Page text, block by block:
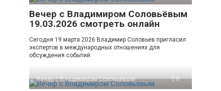
Вечер с Владимиром Соловьёвым
19.03.2026 смотреть онлайн
Сегодня 19 марта 2026 Владимир Соловьев пригласил
экспертов в международных отношениях для
обсуждения событий
Вечер с Владимиром Соловьевым 0